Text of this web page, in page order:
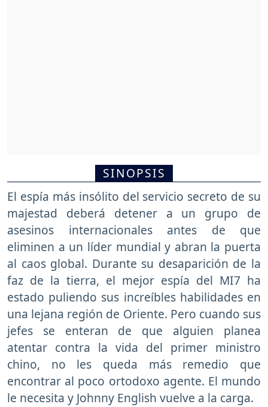
SINOPSIS
El espía más insólito del servicio secreto de su
majestad deberá detener a un grupo de
asesinos internacionales antes de que
eliminen a un líder mundial y abran la puerta
al caos global. Durante su desaparición de la
faz de la tierra, el mejor espía del MI7 ha
estado puliendo sus increíbles habilidades en
una lejana región de Oriente. Pero cuando sus
jefes se enteran de que alguien planea
atentar contra la vida del primer ministro
chino, no les queda más remedio que
encontrar al poco ortodoxo agente. El mundo
le necesita y Johnny English vuelve a la carga.